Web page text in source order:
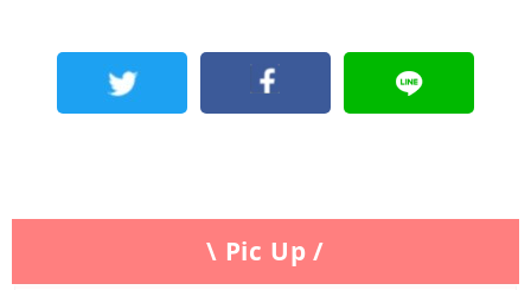
\ Pic Up /